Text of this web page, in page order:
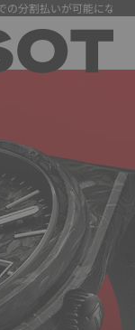
可能になりました。